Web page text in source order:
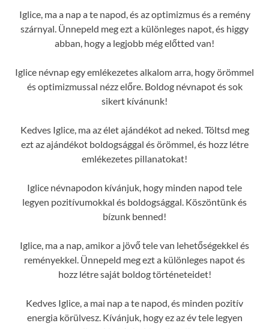
Iglice, ma a nap a te napod, és az optimizmus és a remény
szárnyal. Ünnepeld meg ezt a különleges napot, és higgy
abban, hogy a legjobb még előtted van!
Iglice névnap egy emlékezetes alkalom arra, hogy örömmel
és optimizmussal nézz előre. Boldog névnapot és sok
sikert kívánunk!
Kedves Iglice, ma az élet ajándékot ad neked. Töltsd meg
ezt az ajándékot boldogsággal és örömmel, és hozz létre
emlékezetes pillanatokat!
Iglice névnapodon kívánjuk, hogy minden napod tele
legyen pozitívumokkal és boldogsággal. Köszöntünk és
bízunk benned!
Iglice, ma a nap, amikor a jövő tele van lehetőségekkel és
reményekkel. Ünnepeld meg ezt a különleges napot és
hozz létre saját boldog történeteidet!
Kedves Iglice, a mai nap a te napod, és minden pozitív
energia körülvesz. Kívánjuk, hogy ez az év tele legyen